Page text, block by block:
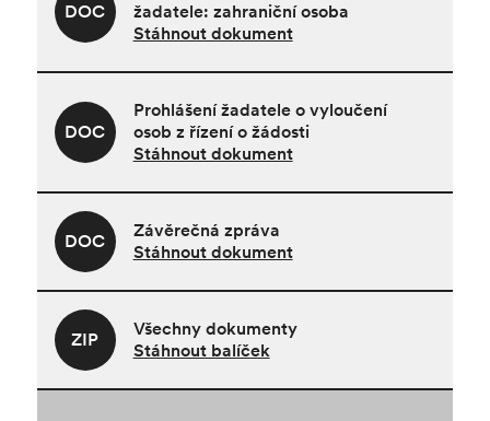
žadatele: zahraniční osoba
Stáhnout dokument
DOC
Prohlášení žadatele o vyloučení
osob z řízení o žádosti
Stáhnout dokument
DOC
Závěrečná zpráva
Stáhnout dokument
DOC
Všechny dokumenty
Stáhnout balíček
ZIP